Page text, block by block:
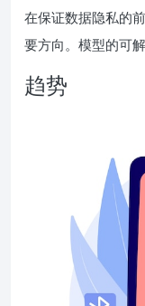
在保证数据隐私的
要方向。模型的可
趋势